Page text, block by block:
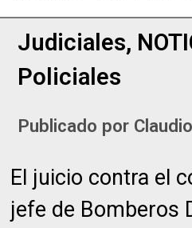
Judiciales,
Policiales
Publicado por
El juicio contra el
jefe de Bomberos